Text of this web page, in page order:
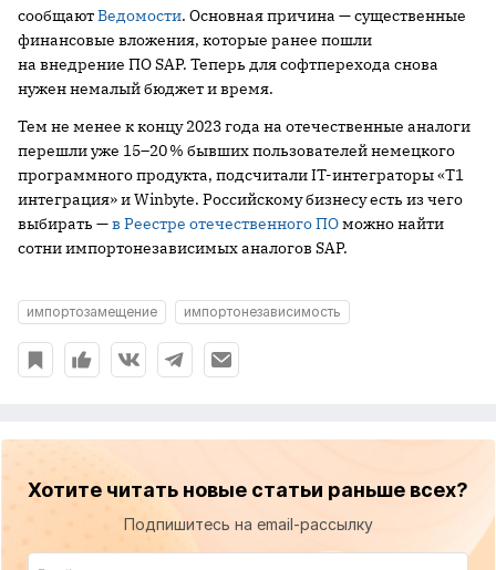
сообщаютВедомости. Основная причина — существенные
финансовые вложения, которые ранее пошли
на внедрение ПО SAP. Теперь для софтперехода снова
нужен немалый бюджет и время.
Тем не менее к концу 2023 года на отечественные аналоги
перешли уже 15–20 % бывших пользователей немецкого
программного продукта, подсчитали IT-интеграторы «Т1
интеграция» и Winbyte. Российскому бизнесу есть из чего
выбирать —в Реестре отечественного ПОможно найти
сотни импортонезависимых аналогов SAP.
импортозамещение импортонезависимость
Хотите читать новые статьи раньше всех?
Подпишитесь на email-рассылку